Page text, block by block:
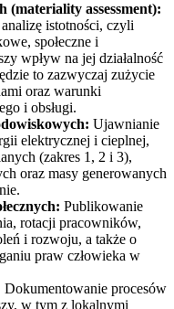
assessment):
istotności, czyli
społeczne i
wpływ na jej działalność
to zazwyczaj zużycie
oraz warunki
i obsługi.
Ujawnianie
elektrycznej i cieplnej,
(zakres 1, 2 i 3),
oraz masy generowanych
Publikowanie
rotacji pracowników,
i rozwoju, a także o
praw człowieka w
Dokumentowanie procesów
w tym z lokalnymi